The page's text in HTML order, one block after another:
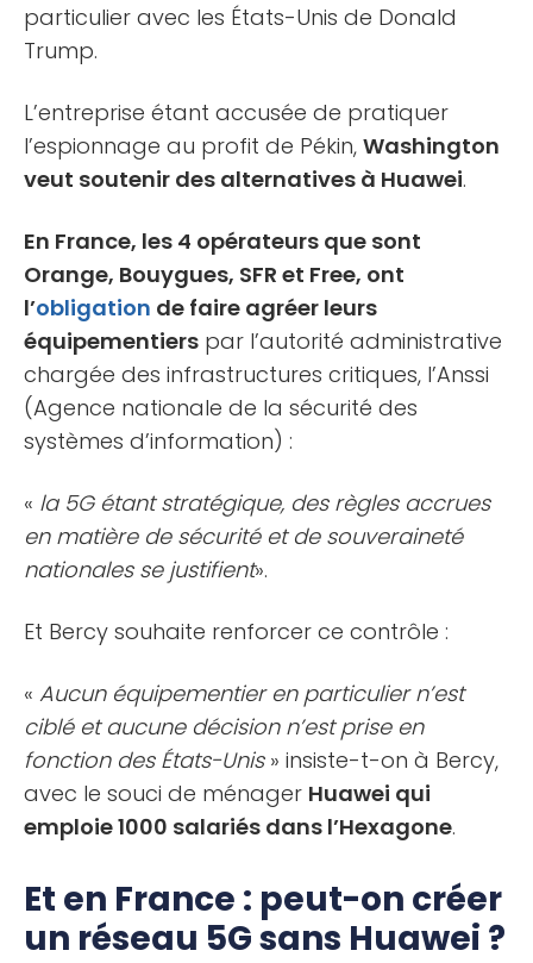
particulier avec les États-Unis de Donald
Trump.
L’entreprise étant accusée de pratiquer
l’espionnage au profit de Pékin, Washington
veut soutenir des alternatives à Huawei.
En France, les 4 opérateurs que sont
Orange, Bouygues, SFR et Free, ont
l’obligation de faire agréer leurs
équipementiers par l’autorité administrative
chargée des infrastructures critiques, l’Anssi
(Agence nationale de la sécurité des
systèmes d’information) :
« la 5G étant stratégique, des règles accrues
en matière de sécurité et de souveraineté
nationales se justifient».
Et Bercy souhaite renforcer ce contrôle :
« Aucun équipementier en particulier n’est
ciblé et aucune décision n’est prise en
fonction des États-Unis» insiste-t-on à Bercy,
avec le souci de ménager Huawei qui
emploie 1000 salariés dans l’Hexagone.
Et en France : peut-on créer
un réseau 5G sans Huawei ?